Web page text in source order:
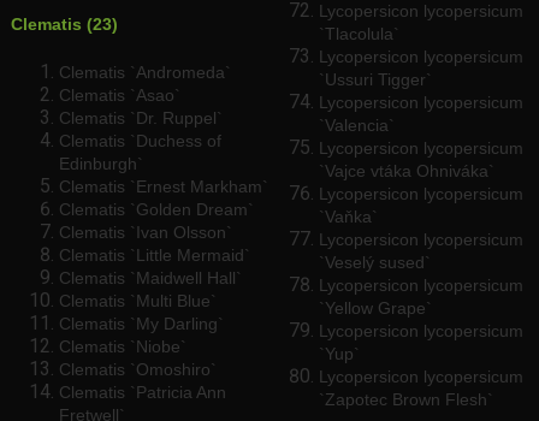
Clematis (23)
Clematis `Andromeda`
Clematis `Asao`
Clematis `Dr. Ruppel`
Clematis `Duchess of
Edinburgh`
Clematis `Ernest Markham`
Clematis `Golden Dream`
Clematis `Ivan Olsson`
Clematis `Little Mermaid`
Clematis `Maidwell Hall`
Clematis `Multi Blue`
Clematis `My Darling`
Clematis `Niobe`
Clematis `Omoshiro`
Clematis `Patricia Ann
Fretwell`
Lycopersicon lycopersicum
`Tlacolula`
Lycopersicon lycopersicum
`Ussuri Tigger`
Lycopersicon lycopersicum
`Valencia`
Lycopersicon lycopersicum
`Vajce vtáka Ohniváka`
Lycopersicon lycopersicum
`Vaňka`
Lycopersicon lycopersicum
`Veselý sused`
Lycopersicon lycopersicum
`Yellow Grape`
Lycopersicon lycopersicum
`Yup`
Lycopersicon lycopersicum
`Zapotec Brown Flesh`